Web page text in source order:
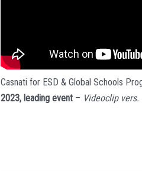
Casnati for ESD & Global Schools
2023, leading event – Videoclip vers.